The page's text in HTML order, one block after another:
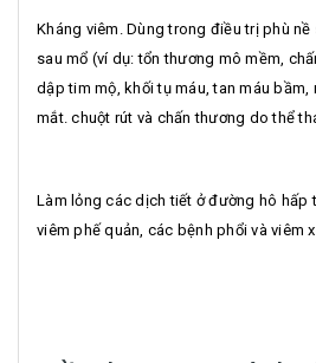
Kháng viêm. Dùng trong điều trị phù
sau mổ (ví dụ: tổn thương mô mềm,
dập tim mộ, khối tụ máu, tan máu bầm,
mắt. chuột rút và chấn thương do thể
Làm lỏng các dịch tiết ở đường hô hấp
viêm phế quản, các bệnh phổi và viêm